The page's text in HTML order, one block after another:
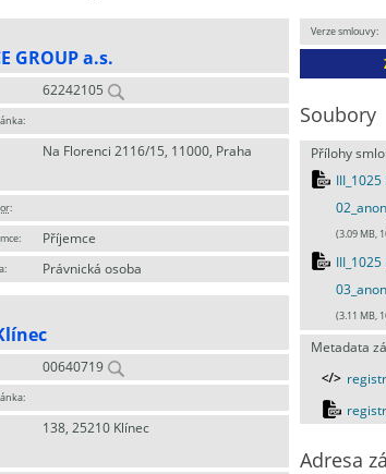
GROUP a.s.
62242105
Na Florenci 2116/15, 11000, Praha
:
Příjemce
Právnická osoba
00640719
138, 25210 Klínec
Verze smlouvy:
Soubory
Přílohy
III_1025
(3.09 MB,
III_1025
(3.11 MB,
Metadata
Adresa